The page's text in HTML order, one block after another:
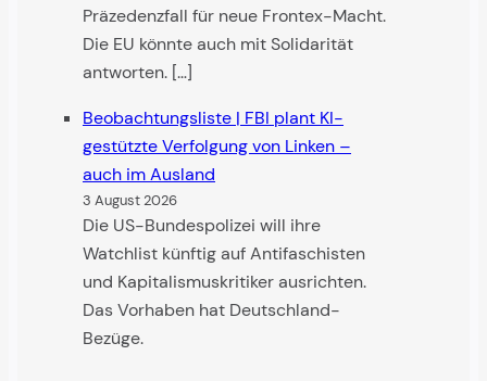
Präzedenzfall für neue Frontex-Macht.
Die EU könnte auch mit Solidarität
antworten. […]
Beobachtungsliste | FBI plant KI-
gestützte Verfolgung von Linken –
auch im Ausland
3 August 2026
Die US-Bundespolizei will ihre
Watchlist künftig auf Antifaschisten
und Kapitalismuskritiker ausrichten.
Das Vorhaben hat Deutschland-
Bezüge.